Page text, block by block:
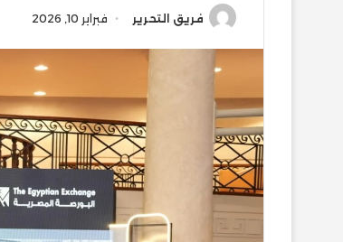
فريق التحرير فبراير 10, 2026